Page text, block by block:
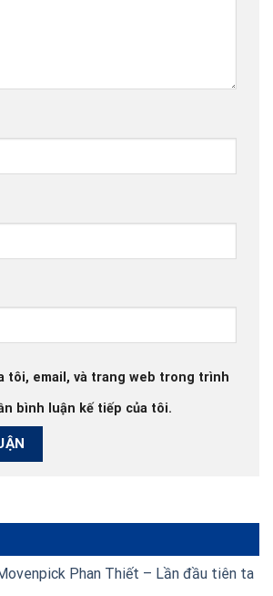
tôi, email, và trang web trong trình
bình luận kế tiếp của tôi.
Phan Thiết – Lần đầu tiên ta